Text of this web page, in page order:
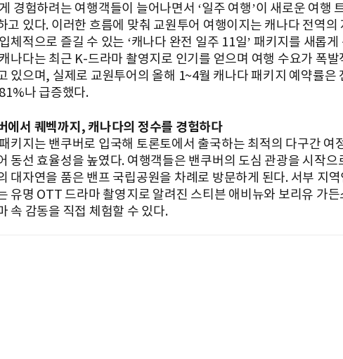
경험하려는 여행객들이 늘어나면서 ‘일주 여행’이 새로운 여행
고 있다. 이러한 흐름에 맞춰 교원투어 여행이지는 캐나다 전역의
체적으로 즐길 수 있는 ‘캐나다 완전 일주 11일’ 패키지를 새롭게
나다는 최근 K-드라마 촬영지로 인기를 얻으며 여행 수요가 폭발
있으며, 실제로 교원투어의 올해 1~4월 캐나다 패키지 예약률은
나 급증했다.
에서 퀘벡까지, 캐나다의 정수를 경험하다
키지는 밴쿠버로 입국해 토론토에서 출국하는 최적의 다구간 여
동선 효율성을 높였다. 여행객들은 밴쿠버의 도심 관광을 시작으
대자연을 품은 밴프 국립공원을 차례로 방문하게 된다. 서부 지역
유명 OTT 드라마 촬영지로 알려진 스티븐 애비뉴와 보리유 가든
속 감동을 직접 체험할 수 있다.